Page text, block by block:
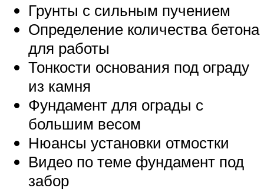
Грунты с сильным пучением
Определение количества бетона
для работы
Тонкости основания под ограду
из камня
Фундамент для ограды с
большим весом
Нюансы установки отмостки
Видео по теме фундамент под
забор